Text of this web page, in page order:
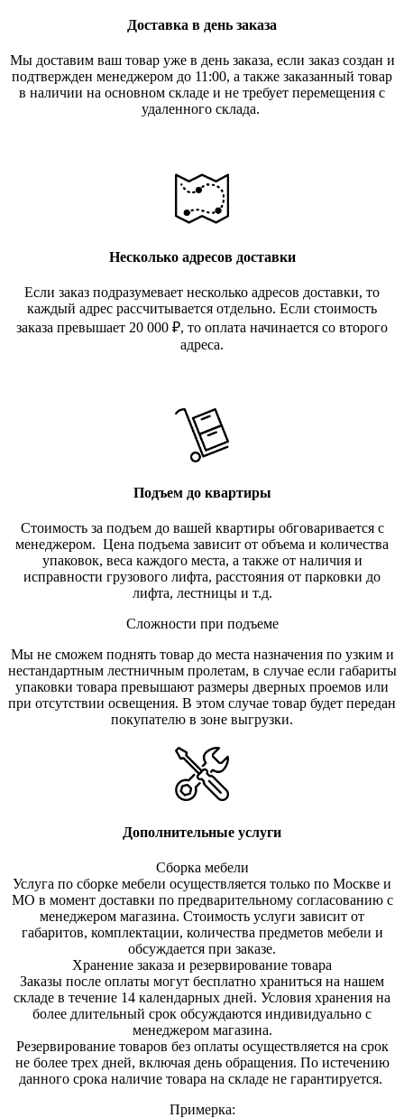
Доставка в день заказа
Мы доставим ваш товар уже в день заказа, если заказ создан и
подтвержден менеджером до 11:00, а также заказанный товар
в наличии на основном складе и не требует перемещения с
удаленного склада.
Несколько адресов доставки
Если заказ подразумевает несколько адресов доставки, то
каждый адрес рассчитывается отдельно. Если стоимость
заказа превышает 20 000 ₽, то оплата начинается со второго
адреса.
Подъем до квартиры
Стоимость за подъем до вашей квартиры обговаривается с
менеджером. Цена подъема зависит от объема и количества
упаковок, веса каждого места, а также от наличия и
исправности грузового лифта, расстояния от парковки до
лифта, лестницы и т.д.
Сложности при подъеме
Мы не сможем поднять товар до места назначения по узким и
нестандартным лестничным пролетам, в случае если габариты
упаковки товара превышают размеры дверных проемов или
при отсутствии освещения. В этом случае товар будет передан
покупателю в зоне выгрузки.
Дополнительные услуги
Сборка мебели
Услуга по сборке мебели осуществляется только по Москве и
МО в момент доставки по предварительному согласованию с
менеджером магазина. Стоимость услуги зависит от
габаритов, комплектации, количества предметов мебели и
обсуждается при заказе.
Хранение заказа и резервирование товара
Заказы после оплаты могут бесплатно храниться на нашем
складе в течение 14 календарных дней. Условия хранения на
более длительный срок обсуждаются индивидуально с
менеджером магазина.
Резервирование товаров без оплаты осуществляется на срок
не более трех дней, включая день обращения. По истечению
данного срока наличие товара на складе не гарантируется.
Примерка: